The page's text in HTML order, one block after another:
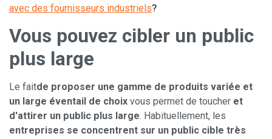
avec des fournisseurs industriels?
Vous pouvez cibler un public
plus large
Le faitde proposer une gamme de produits variée et
un large éventail de choix vous permet de toucher et
d'attirer un public plus large. Habituellement, les
entreprises se concentrent sur un public cible très